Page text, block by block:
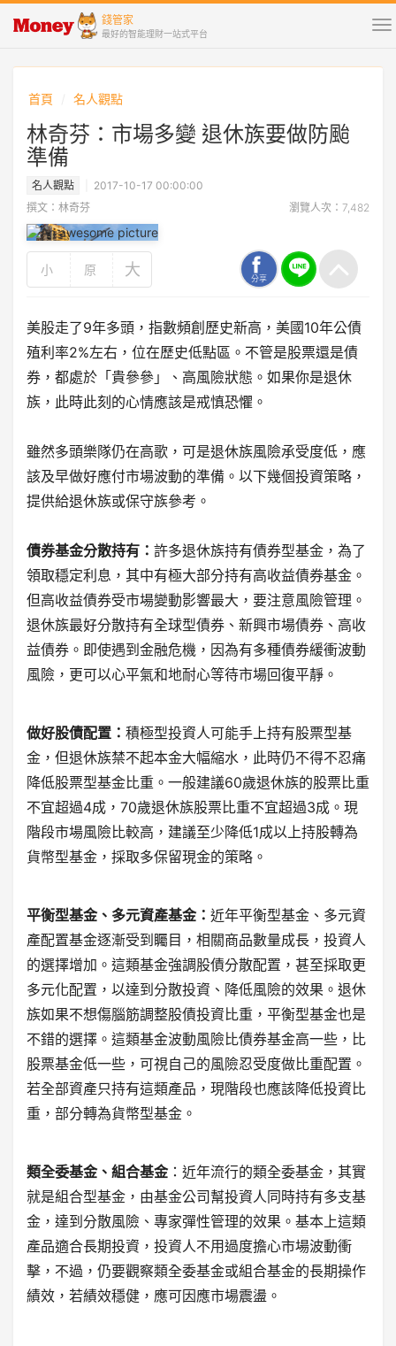
錢管家
最好的智能理財一站式平台
首頁 名人觀點
林奇芬：市場多變 退休族要做防颱
準備
名人觀點
2017-10-17 00:00:00
撰文：林奇芬
瀏覽人次：7,482
小 原 大 分享
美股走了9年多頭，指數頻創歷史新高，美國10年公債
殖利率2%左右，位在歷史低點區。不管是股票還是債
券，都處於「貴參參」、高風險狀態。如果你是退休
族，此時此刻的心情應該是戒慎恐懼。
雖然多頭樂隊仍在高歌，可是退休族風險承受度低，應
該及早做好應付市場波動的準備。以下幾個投資策略，
提供給退休族或保守族參考。
債券基金分散持有： 許多退休族持有債券型基金，為了
領取穩定利息，其中有極大部分持有高收益債券基金。
但高收益債券受市場變動影響最大，要注意風險管理。
退休族最好分散持有全球型債券、新興市場債券、高收
益債券。即使遇到金融危機，因為有多種債券緩衝波動
風險，更可以心平氣和地耐心等待市場回復平靜。
做好股債配置： 積極型投資人可能手上持有股票型基
金，但退休族禁不起本金大幅縮水，此時仍不得不忍痛
降低股票型基金比重。一般建議60歲退休族的股票比重
不宜超過4成，70歲退休族股票比重不宜超過3成。現
階段市場風險比較高，建議至少降低1成以上持股轉為
貨幣型基金，採取多保留現金的策略。
平衡型基金、多元資產基金： 近年平衡型基金、多元資
產配置基金逐漸受到矚目，相關商品數量成長，投資人
的選擇增加。這類基金強調股債分散配置，甚至採取更
多元化配置，以達到分散投資、降低風險的效果。退休
族如果不想傷腦筋調整股債投資比重，平衡型基金也是
不錯的選擇。這類基金波動風險比債券基金高一些，比
股票基金低一些，可視自己的風險忍受度做比重配置。
若全部資產只持有這類產品，現階段也應該降低投資比
重，部分轉為貨幣型基金。
類全委基金、組合基金：近年流行的類全委基金，其實
就是組合型基金，由基金公司幫投資人同時持有多支基
金，達到分散風險、專家彈性管理的效果。基本上這類
產品適合長期投資，投資人不用過度擔心市場波動衝
擊，不過，仍要觀察類全委基金或組合基金的長期操作
績效，若績效穩健，應可因應市場震盪。